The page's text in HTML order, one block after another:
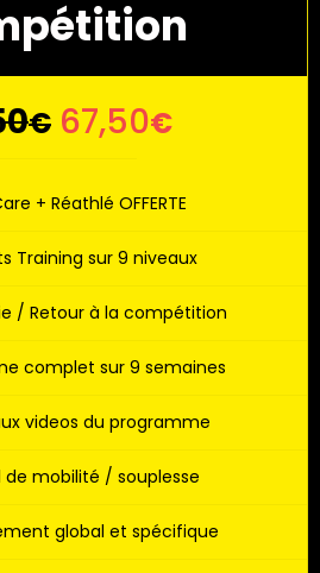
€ 67,50€
+ Réathlé OFFERTE
Training sur 9 niveaux
/ Retour à la compétition
complet sur 9 semaines
videos du programme
de mobilité / souplesse
global et spécifique